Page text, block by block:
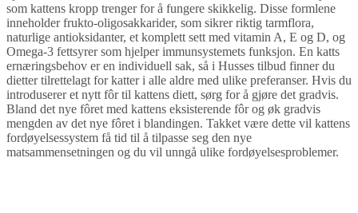
som kattens kropp trenger for å fungere skikkelig. Disse formlene
inneholder frukto-oligosakkarider, som sikrer riktig tarmflora,
naturlige antioksidanter, et komplett sett med vitamin A, E og D, og
Omega-3 fettsyrer som hjelper immunsystemets funksjon. En katts
ernæringsbehov er en individuell sak, så i Husses tilbud finner du
dietter tilrettelagt for katter i alle aldre med ulike preferanser. Hvis du
introduserer et nytt fôr til kattens diett, sørg for å gjøre det gradvis.
Bland det nye fôret med kattens eksisterende fôr og øk gradvis
mengden av det nye fôret i blandingen. Takket være dette vil kattens
fordøyelsessystem få tid til å tilpasse seg den nye
matsammensetningen og du vil unngå ulike fordøyelsesproblemer.